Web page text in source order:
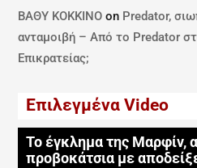
ΒΑΘΥ ΚΟΚΚΙΝΟ on Predator,
ανταμοιβή – Από το Predator
Επικρατείας;
Επιλεγμένα Video
Το έγκλημα της Μαρφίν,
προβοκάτσια με